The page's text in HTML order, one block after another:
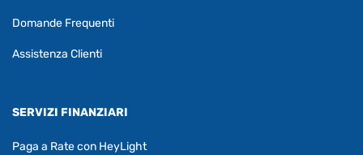
Domande Frequenti
Assistenza Clienti
SERVIZI FINANZIARI
Paga a Rate con HeyLight